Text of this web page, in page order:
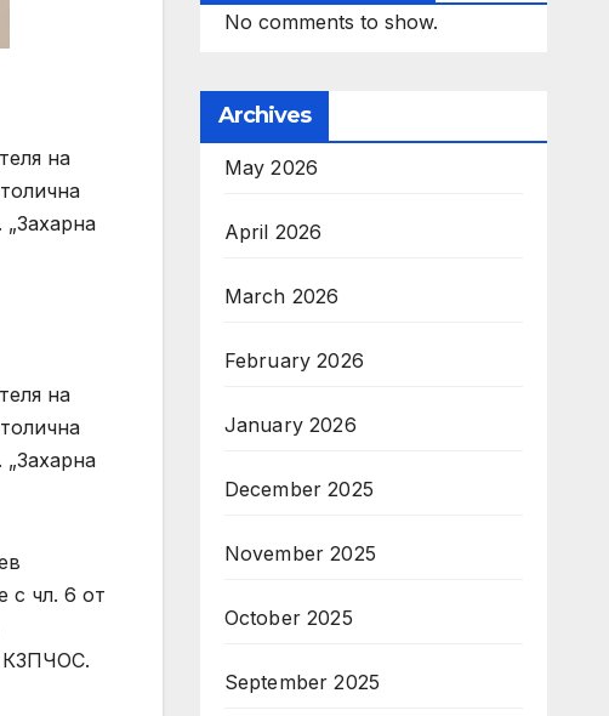
на
на
с чл. 6 от
КЗПЧОС.
No comments to show.
Archives
May 2026
April 2026
March 2026
February 2026
January 2026
December 2025
November 2025
October 2025
September 2025